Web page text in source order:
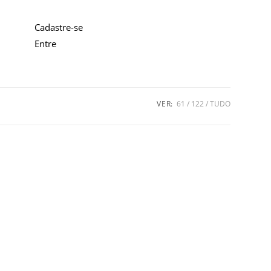
Cadastre-se
Entre
VER: 61 122 TUDO